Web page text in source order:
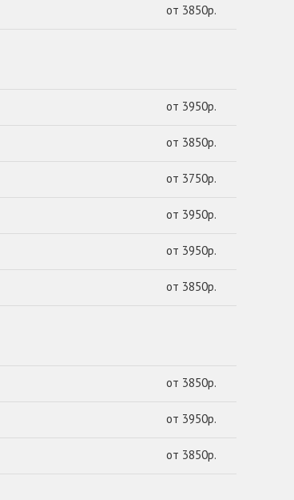
от 3850р.
от 3950р.
от 3850р.
от 3750р.
от 3950р.
от 3950р.
от 3850р.
от 3850р.
от 3950р.
от 3850р.